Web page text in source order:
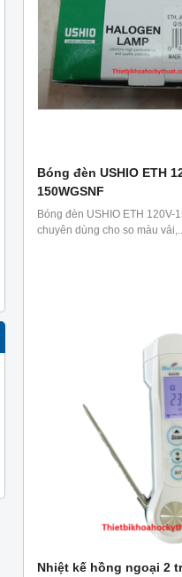
Bóng đèn USHIO ETH
150WGSNF
Bóng đèn USHIO ETH 120V-
chuyên dùng cho so màu
Nhiệt kế hồng ngoại 2